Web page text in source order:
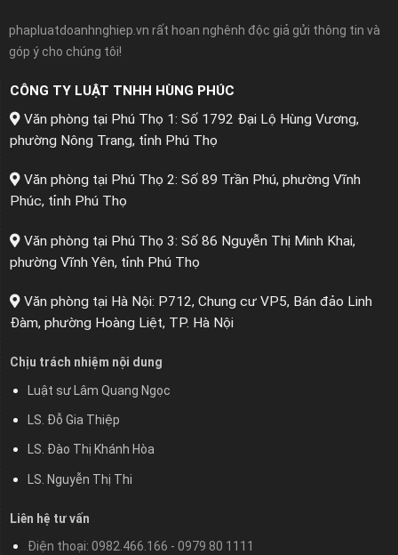
phapluatdoanhnghiep.vn rất hoan nghênh độc giả gửi thông tin và
góp ý cho chúng tôi!
CÔNG TY LUẬT TNHH HÙNG PHÚC
Văn phòng tại Phú Thọ 1: Số 1792 Đại Lộ Hùng Vương,
phường Nông Trang, tỉnh Phú Thọ
Văn phòng tại Phú Thọ 2: Số 89 Trần Phú, phường Vĩnh
Phúc, tỉnh Phú Thọ
Văn phòng tại Phú Thọ 3: Số 86 Nguyễn Thị Minh Khai,
phường Vĩnh Yên, tỉnh Phú Thọ
Văn phòng tại Hà Nội: P712, Chung cư VP5, Bán đảo Linh
Đàm, phường Hoàng Liệt, TP. Hà Nội
Chịu trách nhiệm nội dung
Luật sư Lâm Quang Ngọc
LS. Đỗ Gia Thiệp
LS. Đào Thị Khánh Hòa
LS. Nguyễn Thị Thi
Liên hệ tư vấn
Điện thoại: 0982.466.166 - 0979 80 1111